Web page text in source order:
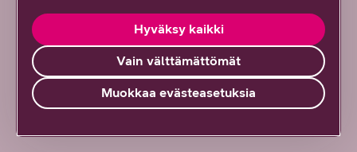
Löysin etsimäni
En löytänyt etsimääni
Ei hyödytä, ei vastannut odotuksiani
Vain välttämättömät
Hyväksy kaikki
Muokkaa evästeasetuksia